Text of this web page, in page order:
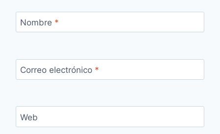
Nombre *
Correo electrónico *
Web